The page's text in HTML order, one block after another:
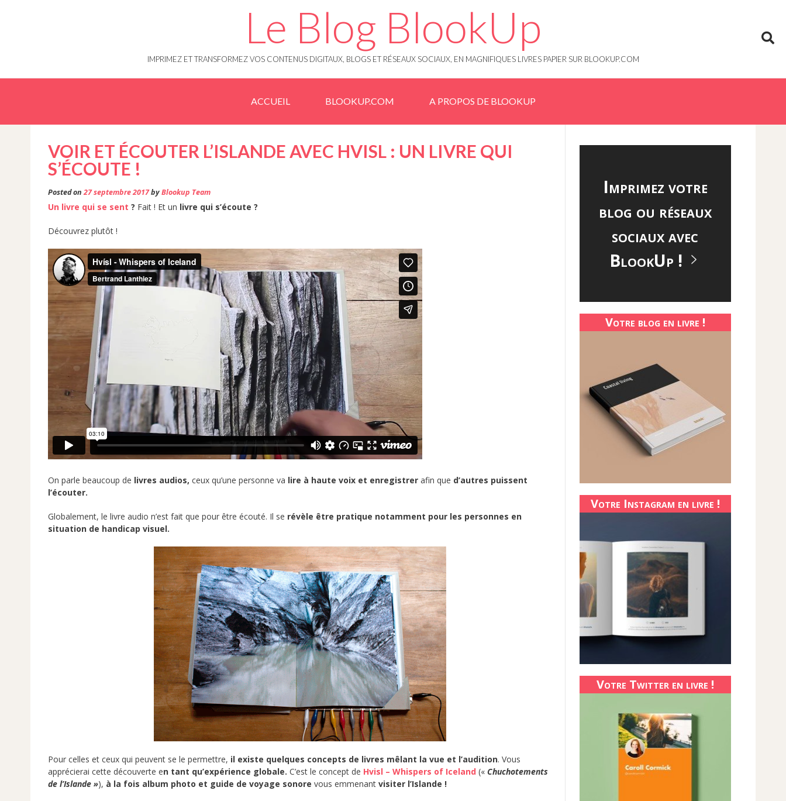
Le Blog BlookUp
IMPRIMEZ ET TRANSFORMEZ VOS CONTENUS DIGITAUX, BLOGS ET RÉSEAUX SOCIAUX, EN MAGNIFIQUES LIVRES PAPIER SUR BLOOKUP.COM
ACCUEIL BLOOKUP.COM A PROPOS DE BLOOKUP
VOIR ET ÉCOUTER L’ISLANDE AVEC HVISL : UN LIVRE QUI
S’ÉCOUTE !
Posted on27 septembre 2017byBlookup Team
Un livre qui se sent ? Fait ! Et un livre qui s’écoute ?
Découvrez plutôt !
On parle beaucoup de livres audios, ceux qu’une personne va lire à haute voix et enregistrer afin que d’autres puissent
l’écouter.
Globalement, le livre audio n’est fait que pour être écouté. Il se révèle être pratique notamment pour les personnes en
situation de handicap visuel.
Pour celles et ceux qui peuvent se le permettre, il existe quelques concepts de livres mêlant la vue et l’audition. Vous
apprécierai cette découverte en tant qu’expérience globale. C’est le concept de Hvisl – Whispers of Iceland (« Chuchotements
de l’Islande »), à la fois album photo et guide de voyage sonore vous emmenant visiter l’Islande !
Imprimez votre
blog ou réseaux
sociaux avec
BlookUp !
Votre blog en livre !
Votre Instagram en livre !
Votre Twitter en livre !